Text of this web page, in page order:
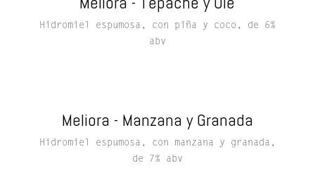
Hidromiel espumosa, con piña y coco, de 6%
abv
Meliora - Manzana y Granada
Hidromiel espumosa, con manzana y granada,
de 7% abv